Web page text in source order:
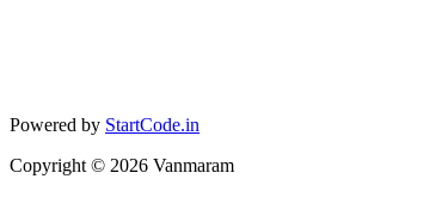
Powered by StartCode.in
Copyright © 2026 Vanmaram